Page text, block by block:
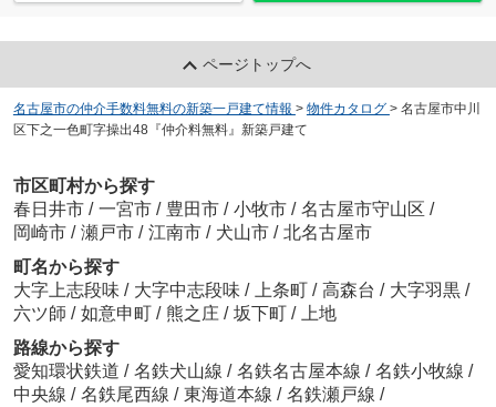
ページトップへ
名古屋市の仲介手数料無料の新築一戸建て情報 > 物件カタログ > 名古屋市中川
区下之一色町字操出48『仲介料無料』新築戸建て
市区町村から探す
春日井市 / 一宮市 / 豊田市 / 小牧市 / 名古屋市守山区 /
岡崎市 / 瀬戸市 / 江南市 / 犬山市 / 北名古屋市
町名から探す
大字上志段味 / 大字中志段味 / 上条町 / 高森台 / 大字羽黒 /
六ツ師 / 如意申町 / 熊之庄 / 坂下町 /
上地
路線から探す
愛知環状鉄道 / 名鉄犬山線 / 名鉄名古屋本線 / 名鉄小牧線 /
中央線 / 名鉄尾西線 / 東海道本線 / 名鉄瀬戸線 /